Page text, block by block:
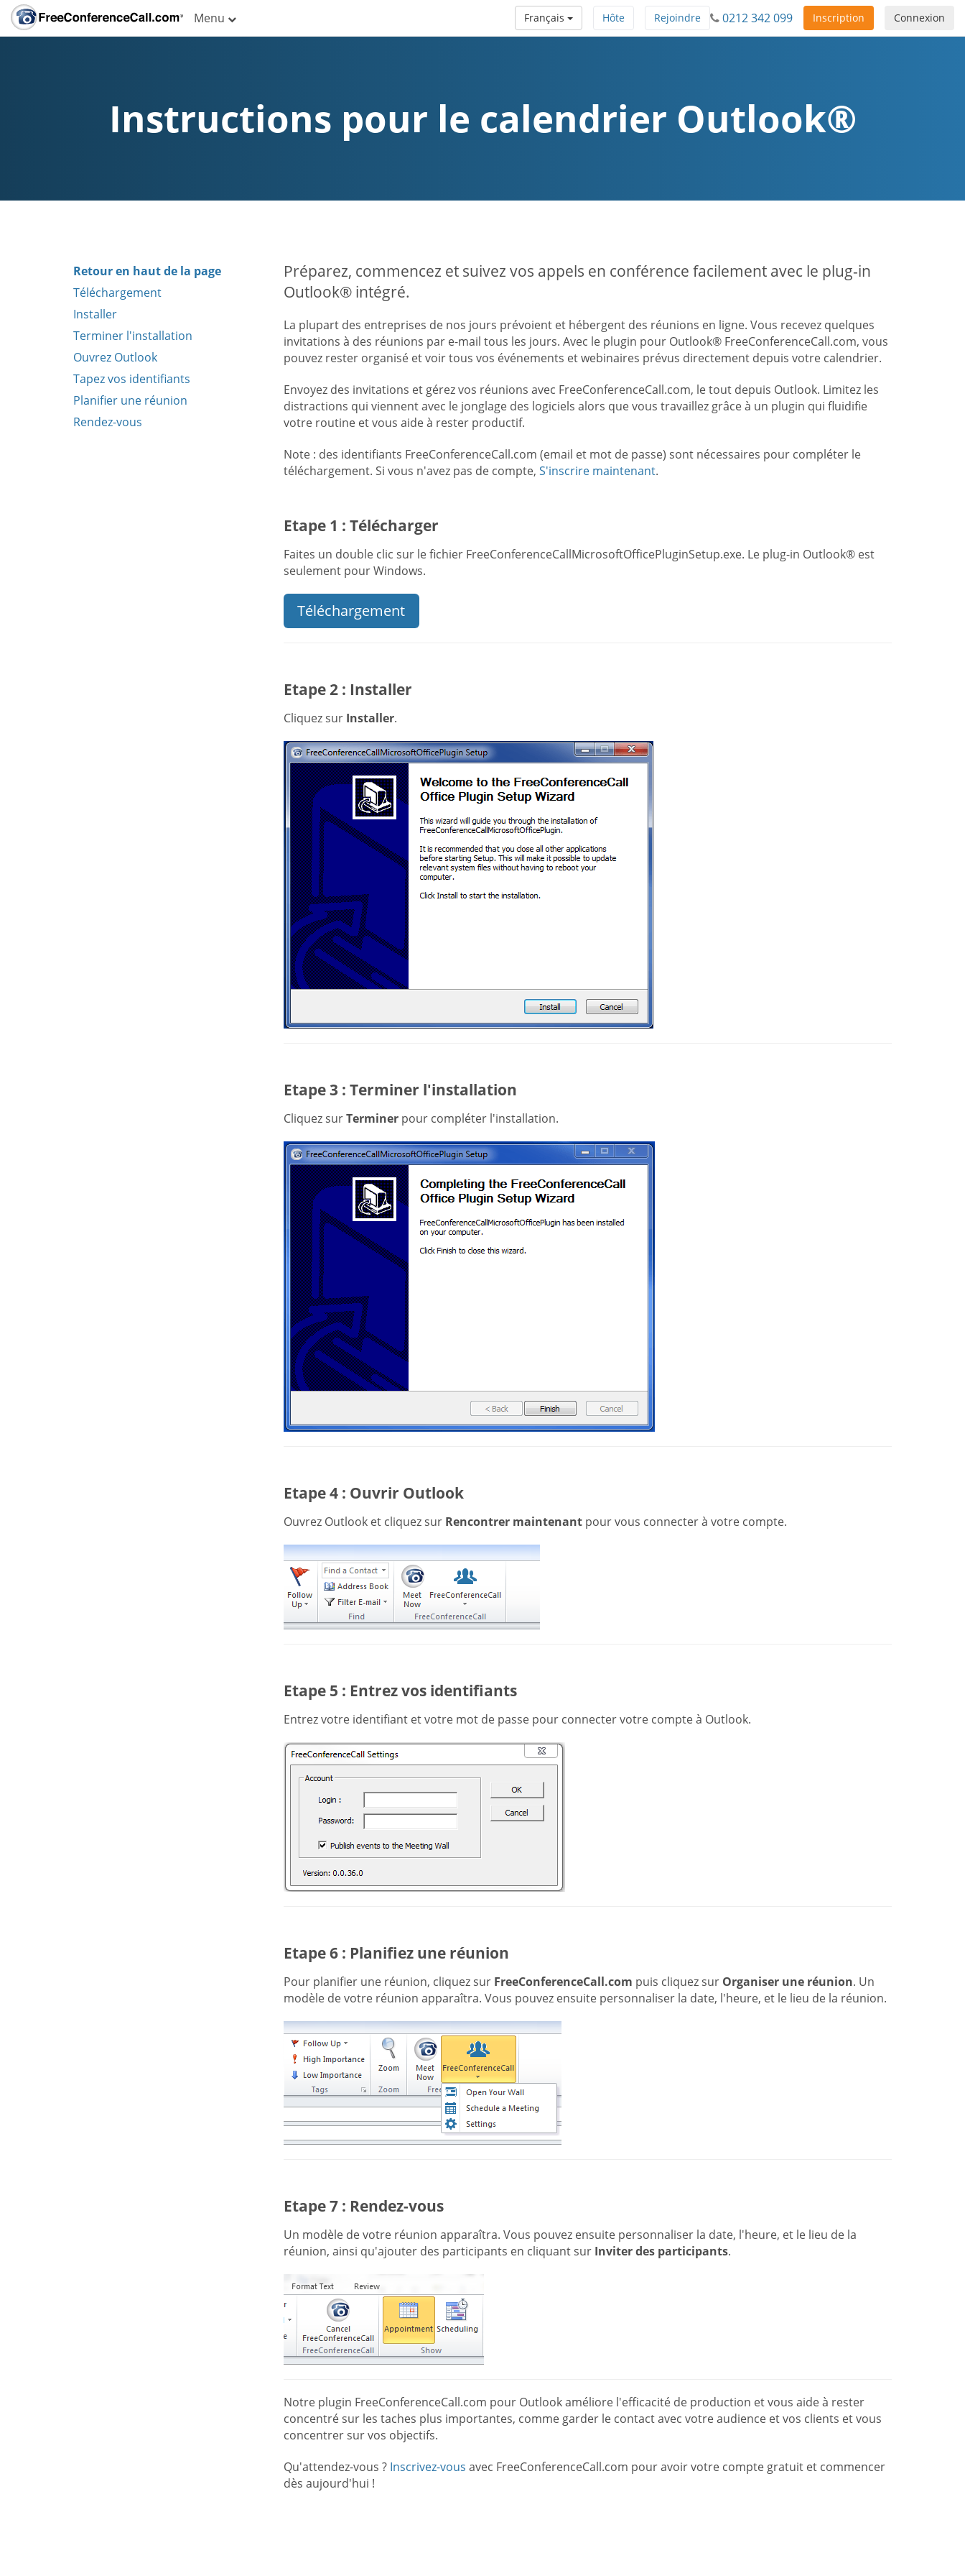
Menu Connexion
Inscription
0212 342 099
Rejoindre
Hôte
Français
Instructions pour le calendrier Outlook®
Retour en haut de la page
Téléchargement
Installer
Terminer l'installation
Ouvrez Outlook
Tapez vos identifiants
Planifier une réunion
Rendez-vous
Préparez, commencez et suivez vos appels en conférence facilement avec le plug-in
Outlook® intégré.
La plupart des entreprises de nos jours prévoient et hébergent des réunions en ligne. Vous recevez quelques
invitations à des réunions par e-mail tous les jours. Avec le plugin pour Outlook® FreeConferenceCall.com, vous
pouvez rester organisé et voir tous vos événements et webinaires prévus directement depuis votre calendrier.
Envoyez des invitations et gérez vos réunions avec FreeConferenceCall.com, le tout depuis Outlook. Limitez les
distractions qui viennent avec le jonglage des logiciels alors que vous travaillez grâce à un plugin qui fluidifie
votre routine et vous aide à rester productif.
Note : des identifiants FreeConferenceCall.com (email et mot de passe) sont nécessaires pour compléter le
téléchargement. Si vous n'avez pas de compte, S'inscrire maintenant.
Etape 1 : Télécharger
Faites un double clic sur le fichier FreeConferenceCallMicrosoftOfficePluginSetup.exe. Le plug-in Outlook® est
seulement pour Windows.
Téléchargement
Etape 2 : Installer
Cliquez sur Installer.
Etape 3 : Terminer l'installation
Cliquez surTerminerpour compléter l'installation.
Etape 4 : Ouvrir Outlook
Ouvrez Outlook et cliquez sur Rencontrer maintenantpour vous connecter à votre compte.
Etape 5 : Entrez vos identifiants
Entrez votre identifiant et votre mot de passe pour connecter votre compte à Outlook.
Etape 6 : Planifiez une réunion
Pour planifier une réunion, cliquez sur FreeConferenceCall.com puis cliquez sur Organiser une réunion. Un
modèle de votre réunion apparaîtra. Vous pouvez ensuite personnaliser la date, l'heure, et le lieu de la réunion.
Etape 7 : Rendez-vous
Un modèle de votre réunion apparaîtra. Vous pouvez ensuite personnaliser la date, l'heure, et le lieu de la
réunion, ainsi qu'ajouter des participants en cliquant sur Inviter des participants.
Notre plugin FreeConferenceCall.com pour Outlook améliore l'efficacité de production et vous aide à rester
concentré sur les taches plus importantes, comme garder le contact avec votre audience et vos clients et vous
concentrer sur vos objectifs.
Qu'attendez-vous ? Inscrivez-vous avec FreeConferenceCall.com pour avoir votre compte gratuit et commencer
dès aujourd'hui !